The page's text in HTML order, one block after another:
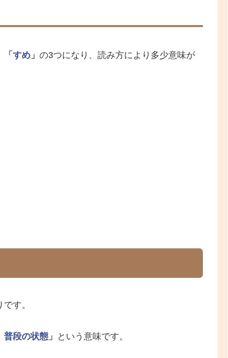
「すめ」 の3つになり、読み方により多少意味が
す。
段の状態」 という意味です。